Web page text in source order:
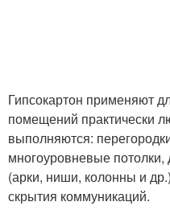
Гипсокартон применяют
помещений практически
выполняются:
многоуровневые
(арки, ниши, колонны и
скрытия коммуникаций.